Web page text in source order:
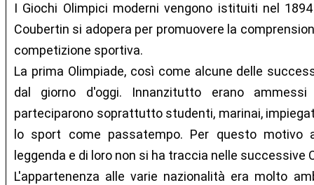
I Giochi Olimpici moderni vengono istituiti nel
Coubertin si adopera per promuovere la
competizione sportiva.
La prima Olimpiade, così come alcune delle
dal giorno d'oggi. Innanzitutto erano
parteciparono soprattutto studenti, marinai,
lo sport come passatempo. Per questo motivo
leggenda e di loro non si ha traccia nelle successive
L'appartenenza alle varie nazionalità era molto